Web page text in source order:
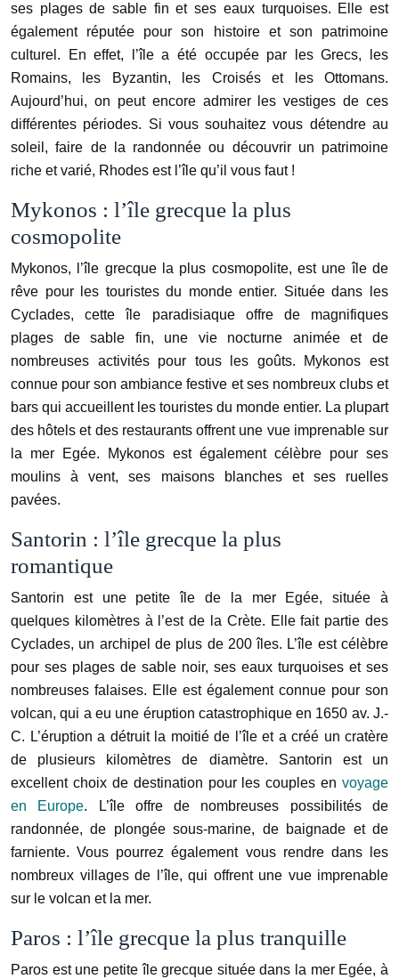
ses plages de sable fin et ses eaux turquoises. Elle est
également réputée pour son histoire et son patrimoine
culturel. En effet, l’île a été occupée par les Grecs, les
Romains, les Byzantin, les Croisés et les Ottomans.
Aujourd’hui, on peut encore admirer les vestiges de ces
différentes périodes. Si vous souhaitez vous détendre au
soleil, faire de la randonnée ou découvrir un patrimoine
riche et varié, Rhodes est l’île qu’il vous faut !
Mykonos : l’île grecque la plus
cosmopolite
Mykonos, l’île grecque la plus cosmopolite, est une île de
rêve pour les touristes du monde entier. Située dans les
Cyclades, cette île paradisiaque offre de magnifiques
plages de sable fin, une vie nocturne animée et de
nombreuses activités pour tous les goûts. Mykonos est
connue pour son ambiance festive et ses nombreux clubs et
bars qui accueillent les touristes du monde entier. La plupart
des hôtels et des restaurants offrent une vue imprenable sur
la mer Egée. Mykonos est également célèbre pour ses
moulins à vent, ses maisons blanches et ses ruelles
pavées.
Santorin : l’île grecque la plus
romantique
Santorin est une petite île de la mer Egée, située à
quelques kilomètres à l’est de la Crète. Elle fait partie des
Cyclades, un archipel de plus de 200 îles. L’île est célèbre
pour ses plages de sable noir, ses eaux turquoises et ses
nombreuses falaises. Elle est également connue pour son
volcan, qui a eu une éruption catastrophique en 1650 av. J.-
C. L’éruption a détruit la moitié de l’île et a créé un cratère
de plusieurs kilomètres de diamètre. Santorin est un
excellent choix de destination pour les couples en voyage
en Europe. L’île offre de nombreuses possibilités de
randonnée, de plongée sous-marine, de baignade et de
farniente. Vous pourrez également vous rendre dans les
nombreux villages de l’île, qui offrent une vue imprenable
sur le volcan et la mer.
Paros : l’île grecque la plus tranquille
Paros est une petite île grecque située dans la mer Egée, à